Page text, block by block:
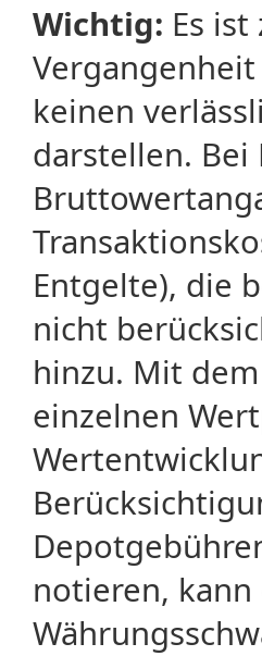
Wichtig: Es
keinen
darstellen. Bei
Entgelte), die
nicht
hinzu. Mit
einzelnen
notieren,